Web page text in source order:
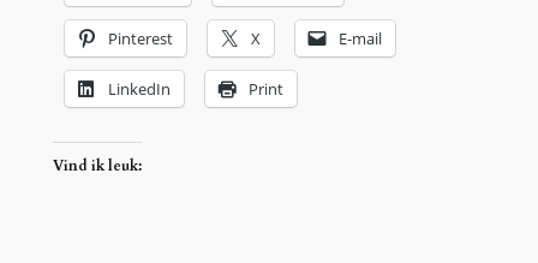
Pinterest X E-mail
LinkedIn Print
Vind ik leuk: